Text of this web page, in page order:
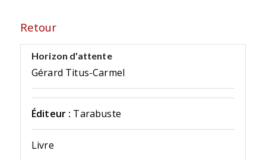
Retour
Horizon d'attente
Gérard Titus-Carmel
Éditeur : Tarabuste
Livre